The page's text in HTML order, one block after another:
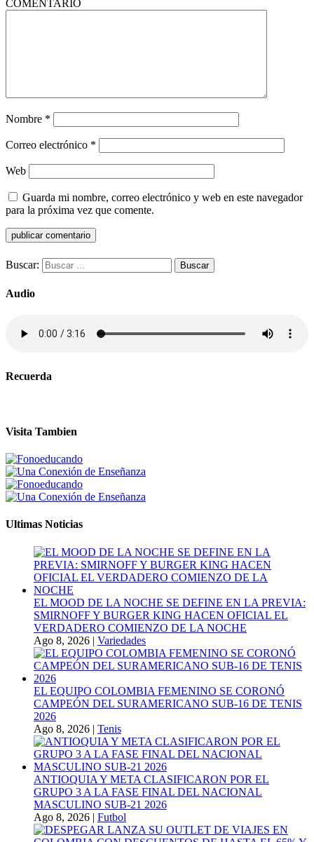
COMENTARIO
Nombre *
Correo electrónico *
Web
Guarda mi nombre, correo electrónico y web en este navegador
para la próxima vez que comente.
Buscar:
Audio
Recuerda
Visita Tambien
Ultimas Noticias
EL MOOD DE LA NOCHE SE DEFINE EN LA PREVIA:
SMIRNOFF Y BURGER KING HACEN OFICIAL EL
VERDADERO COMIENZO DE LA NOCHE
Ago 8, 2026 | Variedades
EL EQUIPO COLOMBIA FEMENINO SE CORONÓ
CAMPEÓN DEL SURAMERICANO SUB-16 DE TENIS
2026
Ago 8, 2026 | Tenis
ANTIOQUIA Y META CLASIFICARON POR EL
GRUPO 3 A LA FASE FINAL DEL NACIONAL
MASCULINO SUB-21 2026
Ago 8, 2026 | Futbol